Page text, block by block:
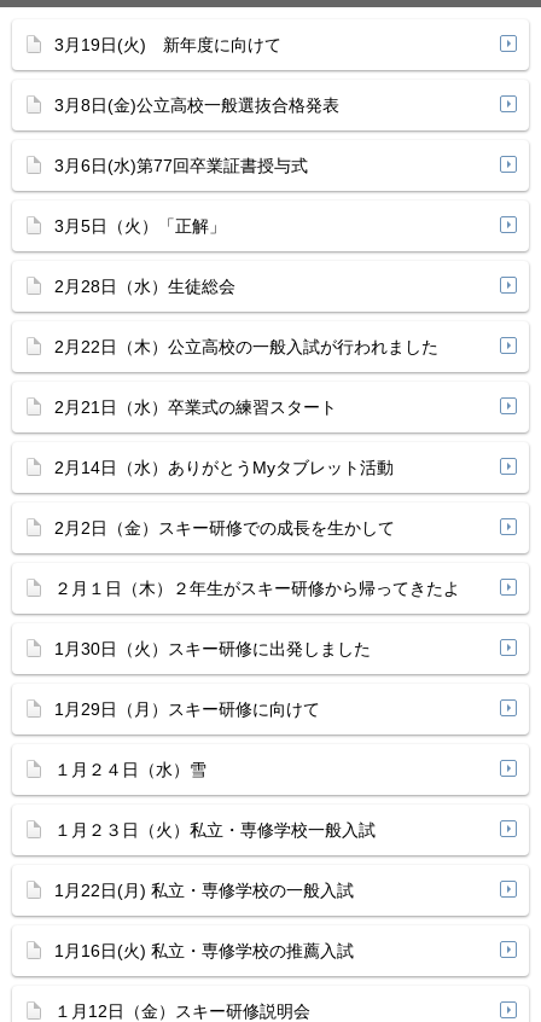
3月19日(火) 新年度に向けて
3月8日(金)公立高校一般選抜合格発表
3月6日(水)第77回卒業証書授与式
3月5日（火）「正解」
2月28日（水）生徒総会
2月22日（木）公立高校の一般入試が行われました
2月21日（水）卒業式の練習スタート
2月14日（水）ありがとうMyタブレット活動
2月2日（金）スキー研修での成長を生かして
２月１日（木）２年生がスキー研修から帰ってきたよ
1月30日（火）スキー研修に出発しました
1月29日（月）スキー研修に向けて
１月２４日（水）雪
１月２３日（火）私立・専修学校一般入試
1月22日(月) 私立・専修学校の一般入試
1月16日(火) 私立・専修学校の推薦入試
１月12日（金）スキー研修説明会